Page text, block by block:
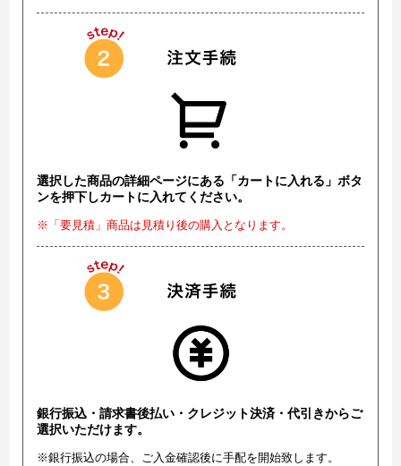
選択した商品の詳細ページにある「カートに入れる」ボタ
ンを押下しカートに入れてください。
※「要見積」商品は見積り後の購入となります。
銀行振込・請求書後払い・クレジット決済・代引きからご
選択いただけます。
※銀行振込の場合、ご入金確認後に手配を開始致します。